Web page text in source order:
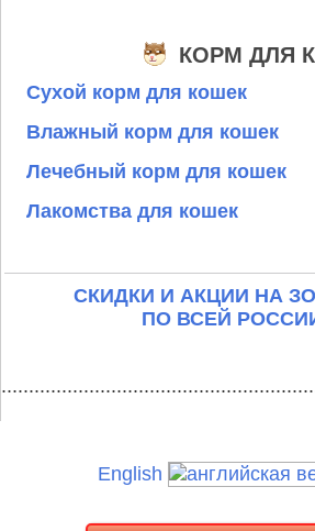
КОРМ ДЛЯ
Сухой корм для кошек
Влажный корм для кошек
Лечебный корм для кошек
Лакомства для кошек
СКИДКИ И АКЦИИ НА
ПО ВСЕЙ
English